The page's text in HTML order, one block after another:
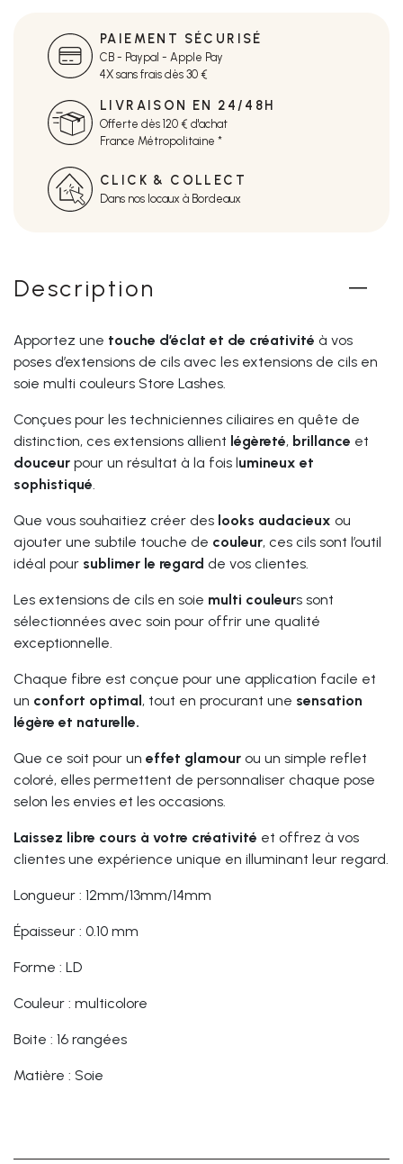
PAIEMENT SÉCURISÉ
CB - Paypal - Apple Pay
4X sans frais dès 30 €
LIVRAISON EN 24/48H
Offerte dès 120 € d'achat
France Métropolitaine *
CLICK & COLLECT
Dans nos locaux à Bordeaux
Description
Apportez une touche d’éclat et de créativité à vos
poses d’extensions de cils avec les extensions de cils en
soie multi couleurs Store Lashes.
Conçues pour les techniciennes ciliaires en quête de
distinction, ces extensions allient légèreté, brillance et
douceur pour un résultat à la fois lumineux et
sophistiqué.
Que vous souhaitiez créer des looks audacieux ou
ajouter une subtile touche de couleur, ces cils sont l’outil
idéal pour sublimer le regard de vos clientes.
Les extensions de cils en soie multi couleurs sont
sélectionnées avec soin pour offrir une qualité
exceptionnelle.
Chaque fibre est conçue pour une application facile et
un confort optimal , tout en procurant une sensation
légère et naturelle.
Que ce soit pour un effet glamour ou un simple reflet
coloré, elles permettent de personnaliser chaque pose
selon les envies et les occasions.
Laissez libre cours à votre créativité et offrez à vos
clientes une expérience unique en illuminant leur regard.
Longueur : 12mm/13mm/14mm
Épaisseur : 0.10 mm
Forme : LD
Couleur : multicolore
Boite : 16 rangées
Matière : Soie